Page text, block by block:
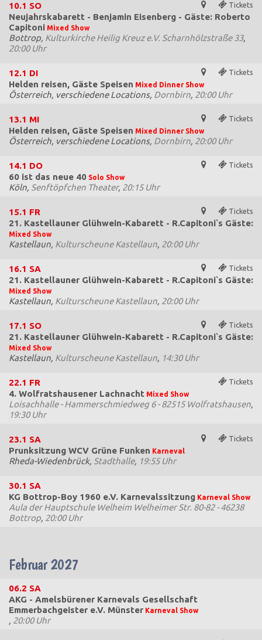
Tickets
10.1 SO
Neujahrskabarett - Benjamin Eisenberg - Gäste: Roberto
Capitoni Mixed Show
Bottrop, Kulturkirche Heilig Kreuz e.V. Scharnhölzstraße 33,
20:00 Uhr
Tickets
12.1 DI
Helden reisen, Gäste Speisen Mixed Dinner Show
Österreich, verschiedene Locations, Dornbirn, 20:00 Uhr
Tickets
13.1 MI
Helden reisen, Gäste Speisen Mixed Dinner Show
Österreich, verschiedene Locations, Dornbirn, 20:00 Uhr
Tickets
14.1 DO
60 ist das neue 40 Solo Show
Köln, Senftöpfchen Theater, 20:15 Uhr
Tickets
15.1 FR
21. Kastellauner Glühwein-Kabarett - R.Capitoni`s Gäste:
Mixed Show
Kastellaun, Kulturscheune Kastellaun, 20:00 Uhr
Tickets
16.1 SA
21. Kastellauner Glühwein-Kabarett - R.Capitoni`s Gäste:
Mixed Show
Kastellaun, Kulturscheune Kastellaun, 20:00 Uhr
Tickets
17.1 SO
21. Kastellauner Glühwein-Kabarett - R.Capitoni`s Gäste:
Mixed Show
Kastellaun, Kulturscheune Kastellaun, 14:30 Uhr
Tickets
22.1 FR
4. Wolfratshausener Lachnacht Mixed Show
Loisachhalle - Hammerschmiedweg 6 - 82515 Wolfratshausen,
19:30 Uhr
Tickets
23.1 SA
Prunksitzung WCV Grüne Funken Karneval
Rheda-Wiedenbrück, Stadthalle, 19:55 Uhr
30.1 SA
KG Bottrop-Boy 1960 e.V. Karnevalssitzung Karneval Show
Aula der Hauptschule Welheim Welheimer Str. 80-82 - 46238
Bottrop, 20:00 Uhr
Februar 2027
06.2 SA
AKG - Amelsbürener Karnevals Gesellschaft
Emmerbachgeister e.V. Münster Karneval Show
, 20:00 Uhr